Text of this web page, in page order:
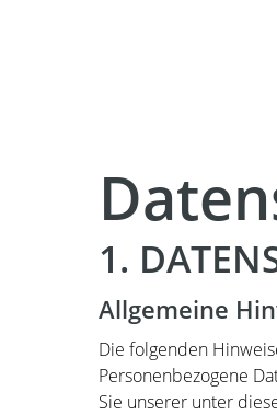
1.
Allgemeine
Die folgenden
Personenbezogene
Sie unserer unter